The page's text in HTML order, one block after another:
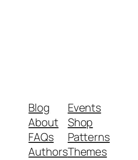
Blog
About
FAQs
Authors
Events
Shop
Patterns
Themes